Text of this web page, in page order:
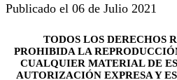
Publicado el 06 de Julio 2021
TODOS LOS DERECHOS
PROHIBIDA LA
CUALQUIER MATERIAL DE
AUTORIZACIÓN EXPRESA Y